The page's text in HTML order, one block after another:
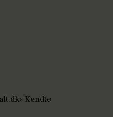
alt.dk Kendte